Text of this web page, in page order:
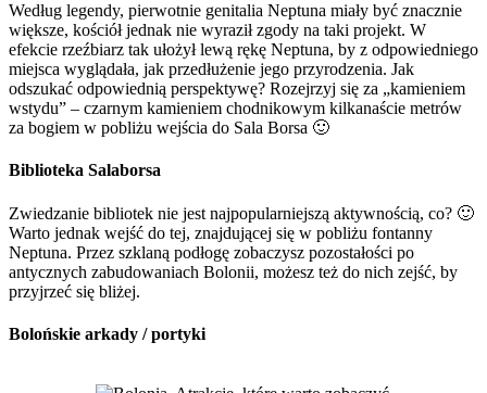
Według legendy, pierwotnie genitalia Neptuna miały być znacznie
większe, kościół jednak nie wyraził zgody na taki projekt. W
efekcie rzeźbiarz tak ułożył lewą rękę Neptuna, by z odpowiedniego
miejsca wyglądała, jak przedłużenie jego przyrodzenia. Jak
odszukać odpowiednią perspektywę? Rozejrzyj się za „kamieniem
wstydu” – czarnym kamieniem chodnikowym kilkanaście metrów
za bogiem w pobliżu wejścia do Sala Borsa 🙂
Biblioteka Salaborsa
Zwiedzanie bibliotek nie jest najpopularniejszą aktywnością, co? 🙂
Warto jednak wejść do tej, znajdującej się w pobliżu fontanny
Neptuna. Przez szklaną podłogę zobaczysz pozostałości po
antycznych zabudowaniach Bolonii, możesz też do nich zejść, by
przyjrzeć się bliżej.
Bolońskie arkady / portyki